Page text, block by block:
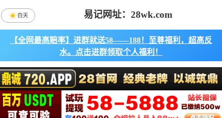
易记网址：28wk.com
白天